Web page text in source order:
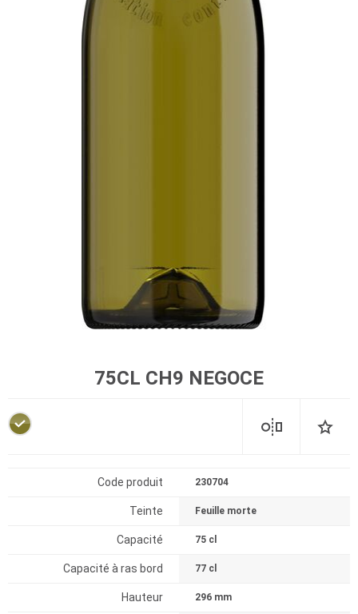
75CL CH9 NEGOCE
Code produit 230704
Teinte Feuille morte
Capacité 75 cl
Capacité à ras bord 77 cl
Hauteur 296 mm